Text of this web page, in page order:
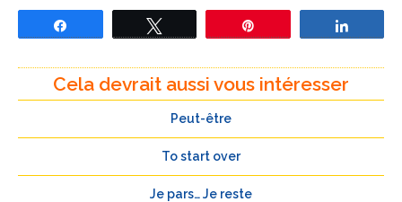
Cela devrait aussi vous intéresser
Peut-être
To start over
Je pars… Je reste